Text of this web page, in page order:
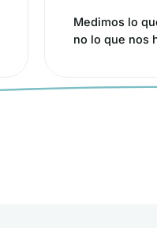
Medimos lo
no lo que nos